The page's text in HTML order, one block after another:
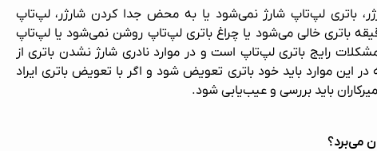
باتری لپ‌تاپ شارژ نمی‌شود یا به محض جدا کردن شارژر، لپ‌تاپ
باتری خالی می‌شود یا چراغ باتری لپ‌تاپ روشن نمی‌شود یا لپ‌تاپ
مشکلات رایج باتری لپ‌تاپ است و در موارد نادری شارژ نشدن باتری از
این موارد باید خود باتری تعویض شود و اگر با تعویض باتری ایراد
باید بررسی و عیب‌یابی شود.
می‌برد؟